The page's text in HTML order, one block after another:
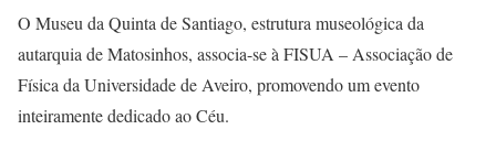
O Museu da Quinta de Santiago, estrutura museológica da
autarquia de Matosinhos, associa-se à FISUA – Associação de
Física da Universidade de Aveiro, promovendo um evento
inteiramente dedicado ao Céu.